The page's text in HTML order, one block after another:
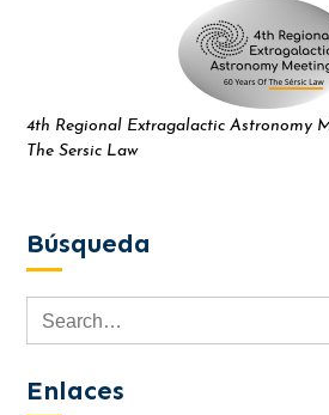
4th Regional Extragalactic Astronomy
The Sersic Law
Búsqueda
Enlaces